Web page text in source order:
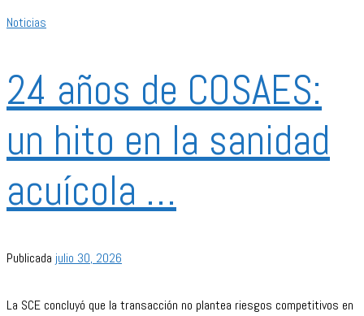
Noticias
24 años de COSAES:
un hito en la sanidad
acuícola …
Publicada julio 30, 2026
La SCE concluyó que la transacción no plantea riesgos competitivos en